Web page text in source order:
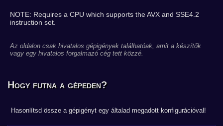
NOTE: Requires a CPU which supports the AVX and SSE4.2
instruction set.
Az oldalon csak hivatalos gépigények találhatóak, amit a készítők
vagy egy hivatalos forgalmazó cég tett közzé.
Hogy futna a gépeden?
Hasonlítsd össze a gépigényt egy általad megadott konfigurációval!